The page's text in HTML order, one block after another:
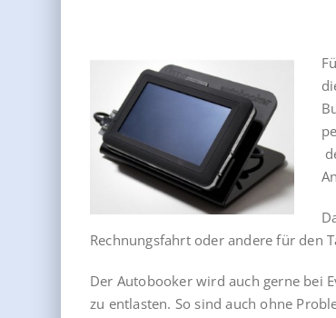
Rechnungsfahrt oder andere für den
Der Autobooker wird auch gerne bei
zu entlasten. So sind auch ohne